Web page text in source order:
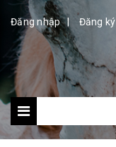
Đăng nhập Đăng ký